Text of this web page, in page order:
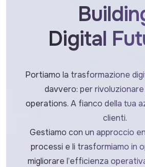
Digital
Portiamo la trasformazione
davvero: per
operations. A fianco della tua
clienti.
Gestiamo con un approccio
processi e li trasformiamo in
migliorare l’efficienza